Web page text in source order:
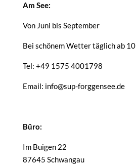
Am See:
Von Juni bis September
Bei schönem Wetter täglich ab
Tel: +49 1575 4001798
Email: info@sup-forggensee.de
Büro:
Im Buigen 22
87645 Schwangau